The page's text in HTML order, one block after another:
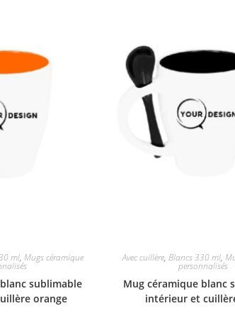
ml, Mugs céramique
sublimable
orange
Avec cuillère, Blancs 330 ml,
personnalisés
Mug céramique blanc
intérieur et